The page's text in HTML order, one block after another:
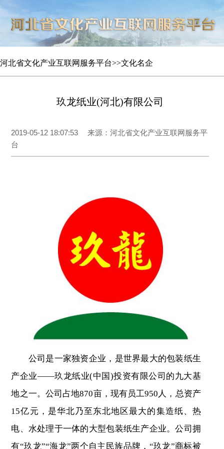
河北省文化产业互联网服务平台>>文化名企
玖龙纸业(河北)有限公司
2019-05-12 18:07:53
来源：河北省文化产业互联网服务平
台
公司是一家独资企业，是世界最大的包装纸生
产企业——玖龙纸业(中国)投资有限公司的九大基
地之一。公司占地870亩，现有员工950人，总资产
15亿元，是华北乃至东北地区最大的集造纸、热
电、水处理于一体的大型包装纸生产企业。公司拥
有“玖龙”“海龙”两个自主民族品牌，“玖龙”商标被